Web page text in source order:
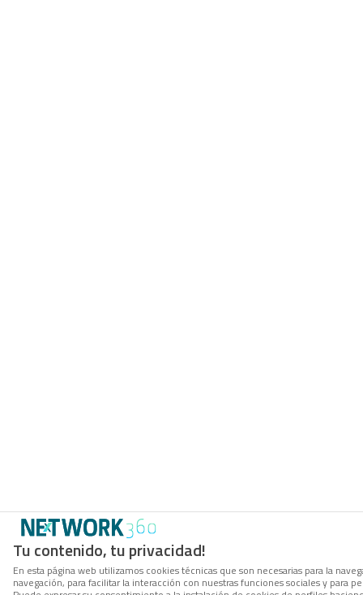
Tu contenido, tu privacidad!
En esta página web utilizamos cookies técnicas que son necesarias para la
navegación, para facilitar la interacción con nuestras funciones sociales y